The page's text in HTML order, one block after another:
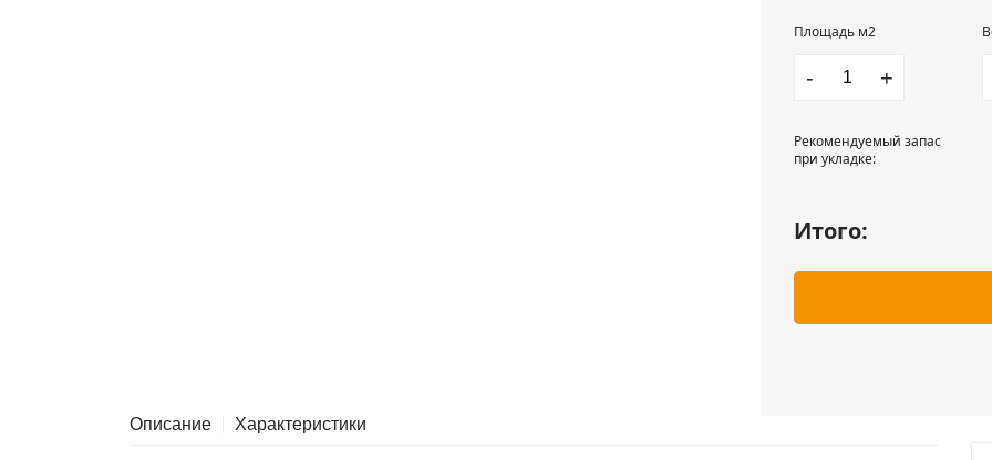
Площадь м2
- +
Рекомендуемый запас
при укладке:
Итого:
Описание Характеристики